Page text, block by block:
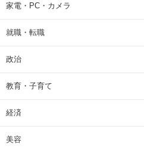
家電・PC・カメラ
就職・転職
政治
教育・子育て
経済
美容